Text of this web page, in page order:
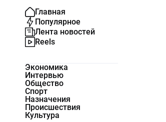
Главная
Популярное
Лента новостей
Reels
Экономика
Интервью
Общество
Спорт
Назначения
Происшествия
Культура